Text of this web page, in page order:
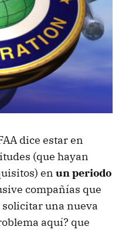
dice estar en
(que hayan
en un periodo
compañías que
una nueva
aquí? que